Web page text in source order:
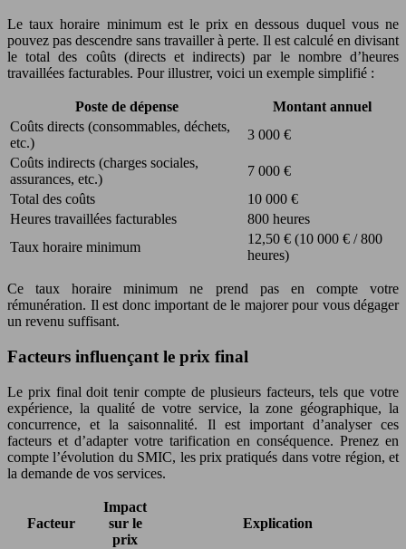
Le taux horaire minimum est le prix en dessous duquel vous ne
pouvez pas descendre sans travailler à perte. Il est calculé en divisant
le total des coûts (directs et indirects) par le nombre d’heures
travaillées facturables. Pour illustrer, voici un exemple simplifié :
Poste de dépense
Montant annuel
Coûts directs (consommables, déchets,
etc.)
3 000 €
Coûts indirects (charges sociales,
assurances, etc.)
7 000 €
Total des coûts
10 000 €
Heures travaillées facturables
800 heures
Taux horaire minimum
12,50 € (10 000 € / 800
heures)
Ce taux horaire minimum ne prend pas en compte votre
rémunération. Il est donc important de le majorer pour vous dégager
un revenu suffisant.
Facteurs influençant le prix final
Le prix final doit tenir compte de plusieurs facteurs, tels que votre
expérience, la qualité de votre service, la zone géographique, la
concurrence, et la saisonnalité. Il est important d’analyser ces
facteurs et d’adapter votre tarification en conséquence. Prenez en
compte l’évolution du SMIC, les prix pratiqués dans votre région, et
la demande de vos services.
Facteur
Impact
sur le
prix
Explication